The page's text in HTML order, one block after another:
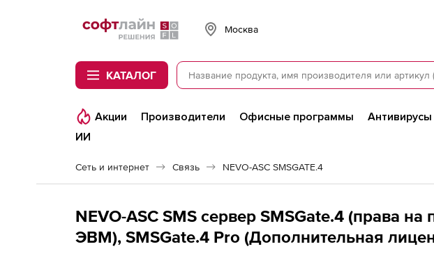
Softline
Москва
КАТАЛОГ
Акции Производители Офисные программы
ИИ
Сеть и интернет Связь NEVO-ASC SMSGATE.4
NEVO-ASC SMS сервер SMSGate.4 (права
ЭВМ), SMSGate.4 Pro (Дополнительная